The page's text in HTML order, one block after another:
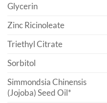
Glycerin
Zinc Ricinoleate
Triethyl Citrate
Sorbitol
Simmondsia Chinensis
(Jojoba) Seed Oil*